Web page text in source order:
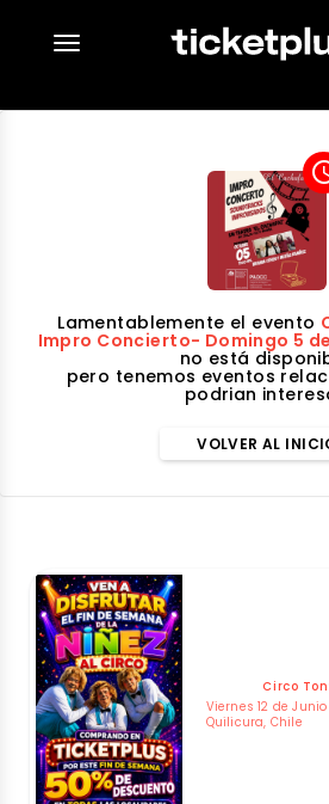
desplegar navegación
Lamentablemente el evento
Impro Concierto- Domingo 5
no está
pero tenemos eventos
podrian
VOLVER AL
Circo
Viernes 12 de Junio
Quilicura, Chile